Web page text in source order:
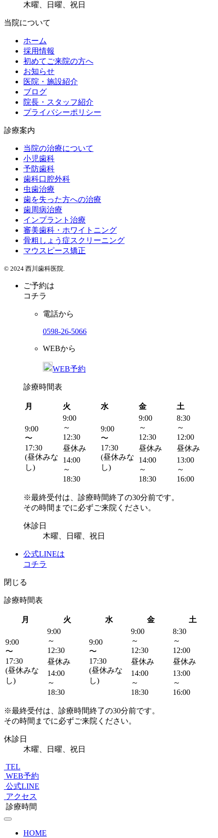
木曜、日曜、祝日
当院について
ホーム
採用情報
初めてご来院の方へ
お知らせ
医院・施設紹介
ブログ
院長・スタッフ紹介
プライバシーポリシー
診療案内
当院の治療について
小児歯科
予防歯科
歯科口腔外科
虫歯治療
歯を失った方への治療
歯周病治療
インプラント治療
審美歯科・ホワイトニング
骨粗しょう症スクリーニング
マウスピース矯正
© 2024 西川歯科医院.
ご予約は
コチラ
電話から
0598-26-5066
WEBから
WEB予約
診療時間表
月 火 水 金 土
9:00
〜
17:30
(昼休みな
し)
9:00
～
12:30
9:00
〜
17:30
(昼休みな
し)
9:00
～
12:30
8:30
～
12:00
昼休み
昼休み
昼休み
14:00
～
18:30
14:00
～
18:30
13:00
～
16:00
※最終受付は、診療時間終了の30分前です。
その時間までに必ずご来院ください。
休診日
木曜、日曜、祝日
公式LINEは
コチラ
閉じる
診療時間表
月 火 水 金 土
9:00
〜
17:30
(昼休みな
し)
9:00
～
12:30
9:00
〜
17:30
(昼休みな
し)
9:00
～
12:30
8:30
～
12:00
昼休み
昼休み
昼休み
14:00
～
18:30
14:00
～
18:30
13:00
～
16:00
※最終受付は、診療時間終了の30分前です。
その時間までに必ずご来院ください。
休診日
木曜、日曜、祝日
TEL
WEB予約
公式LINE
アクセス
診療時間
HOME